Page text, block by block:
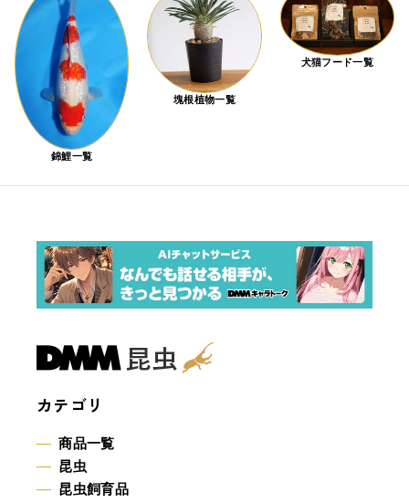
錦鯉一覧
塊根植物一覧
犬猫フード一覧
カテゴリ
商品一覧
昆虫
昆虫飼育品